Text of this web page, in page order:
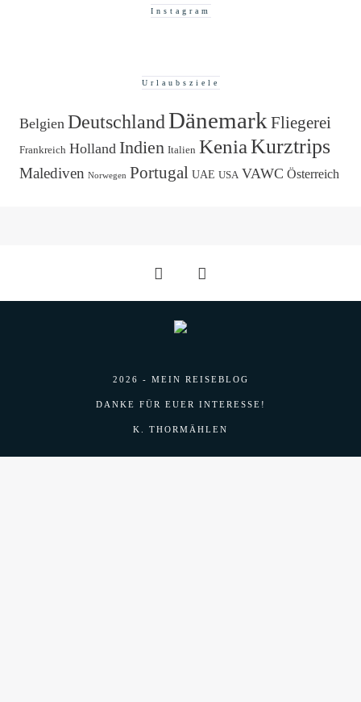
Instagram
Urlaubsziele
Belgien DeutschlandDänemark Fliegerei
Frankreich Holland Indien Italien KeniaKurztrips
Malediven Norwegen Portugal UAE USA VAWC Österreich
2026 - MEIN REISEBLOG
DANKE FÜR EUER INTERESSE!
K. THORMÄHLEN